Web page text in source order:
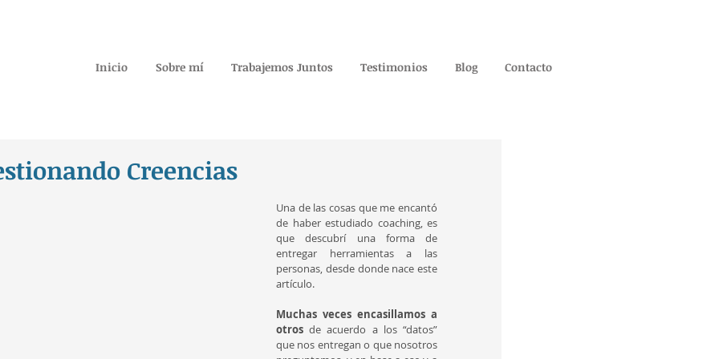
Inicio Sobre mí Trabajemos Juntos Testimonios Blog Contacto
Creencias
Una de las cosas que me encantó
de haber estudiado coaching, es
que descubrí una forma de
entregar herramientas a las
personas, desde donde nace este
artículo.
Muchas veces encasillamos a
otros de acuerdo a los “datos”
que nos entregan o que nosotros